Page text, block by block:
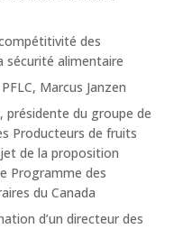
des
sécurité alimentaire
Marcus Janzen
présidente du groupe de
Producteurs de fruits
de la proposition
Programme des
du Canada
d’un directeur des